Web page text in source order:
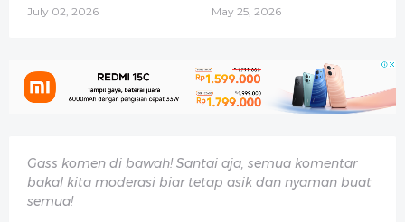
July 02, 2026 May 25, 2026
Gass komen di bawah! Santai aja, semua komentar
bakal kita moderasi biar tetap asik dan nyaman buat
semua!